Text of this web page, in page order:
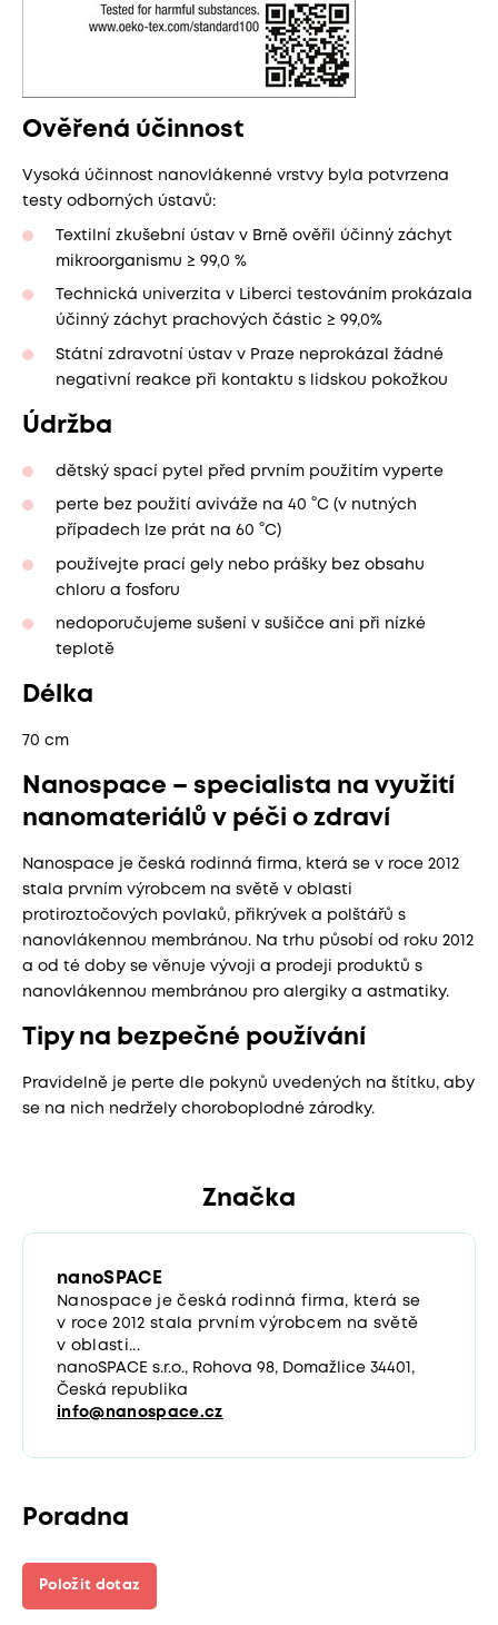
Ověřená účinnost
Vysoká účinnost nanovlákenné vrstvy byla potvrzena
testy odborných ústavů:
Textilní zkušební ústav v Brně ověřil účinný záchyt
mikroorganismu ≥ 99,0 %
Technická univerzita v Liberci testováním prokázala
účinný záchyt prachových částic ≥ 99,0%
Státní zdravotní ústav v Praze neprokázal žádné
negativní reakce při kontaktu s lidskou pokožkou
Údržba
dětský spací pytel před prvním použitím vyperte
perte bez použití aviváže na 40 °C (v nutných
případech lze prát na 60 °C)
používejte prací gely nebo prášky bez obsahu
chloru a fosforu
nedoporučujeme sušení v sušičce ani při nízké
teplotě
Délka
70 cm
Nanospace – specialista na využití
nanomateriálů v péči o zdraví
Nanospace je česká rodinná firma, která se v roce 2012
stala prvním výrobcem na světě v oblasti
protiroztočových povlaků, přikrývek a polštářů s
nanovlákennou membránou. Na trhu působí od roku 2012
a od té doby se věnuje vývoji a prodeji produktů s
nanovlákennou membránou pro alergiky a astmatiky.
Tipy na bezpečné používání
Pravidelně je perte dle pokynů uvedených na štítku, aby
se na nich nedržely choroboplodné zárodky.
Značka
nanoSPACE
Nanospace je česká rodinná firma, která se
v roce 2012 stala prvním výrobcem na světě
v oblasti...
nanoSPACE s.r.o., Rohova 98, Domažlice 34401,
Česká republika
info@nanospace.cz
Poradna
Položit dotaz